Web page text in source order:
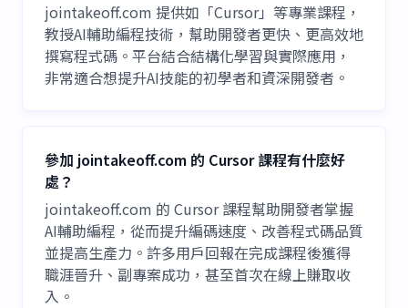
jointakeoff.com 提供如「Cursor」等專業課程，
教授AI輔助編程技術，幫助開發者更快、更高效地
撰寫程式碼。平台結合結構化學習與實際應用，
非常適合想提升AI技能的初學者和資深開發者。
參加 jointakeoff.com 的 Cursor 課程有什麼好
處？
jointakeoff.com 的 Cursor 課程幫助開發者掌握
AI輔助編程，從而提升編碼速度、改善程式碼品質
並提高生產力。許多用戶回報在完成課程後獲得
職涯晉升、副專案成功，甚至首次在線上賺取收
入。